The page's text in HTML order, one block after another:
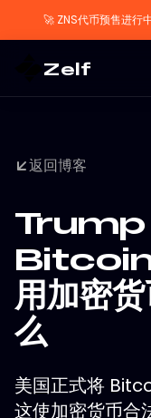
🚀 ZNS代币预售进行
Zelf
返回博客
Trump
Bitcoin
用加密
么
美国正式将
这使加密货币